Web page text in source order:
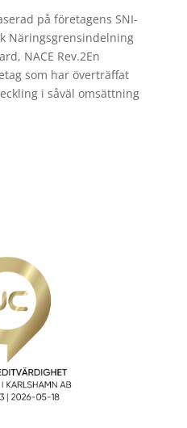
på företagens SNI-
Näringsgrensindelning
NACE Rev.2En
som har överträffat
i såväl omsättning